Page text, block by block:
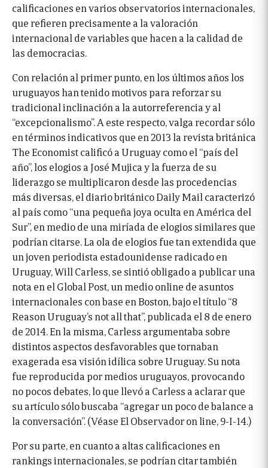
calificaciones en varios observatorios internacionales,
que refieren precisamente a la valoración
internacional de variables que hacen a la calidad de
las democracias.
Con relación al primer punto, en los últimos años los
uruguayos han tenido motivos para reforzar su
tradicional inclinación a la autorreferencia y al
“excepcionalismo”. A este respecto, valga recordar sólo
en términos indicativos que en 2013 la revista británica
The Economist calificó a Uruguay como el “país del
año”, los elogios a José Mujica y la fuerza de su
liderazgo se multiplicaron desde las procedencias
más diversas, el diario británico Daily Mail caracterizó
al país como “una pequeña joya oculta en América del
Sur”, en medio de una miríada de elogios similares que
podrían citarse. La ola de elogios fue tan extendida que
un joven periodista estadounidense radicado en
Uruguay, Will Carless, se sintió obligado a publicar una
nota en el Global Post, un medio online de asuntos
internacionales con base en Boston, bajo el título “8
Reason Uruguay’s not all that”, publicada el 8 de enero
de 2014. En la misma, Carless argumentaba sobre
distintos aspectos desfavorables que tornaban
exagerada esa visión idílica sobre Uruguay. Su nota
fue reproducida por medios uruguayos, provocando
no pocos debates, lo que llevó a Carless a aclarar que
su artículo sólo buscaba “agregar un poco de balance a
la conversación”. (Véase El Observador on line, 9-I-14.)
Por su parte, en cuanto a altas calificaciones en
rankings internacionales, se podrían citar también